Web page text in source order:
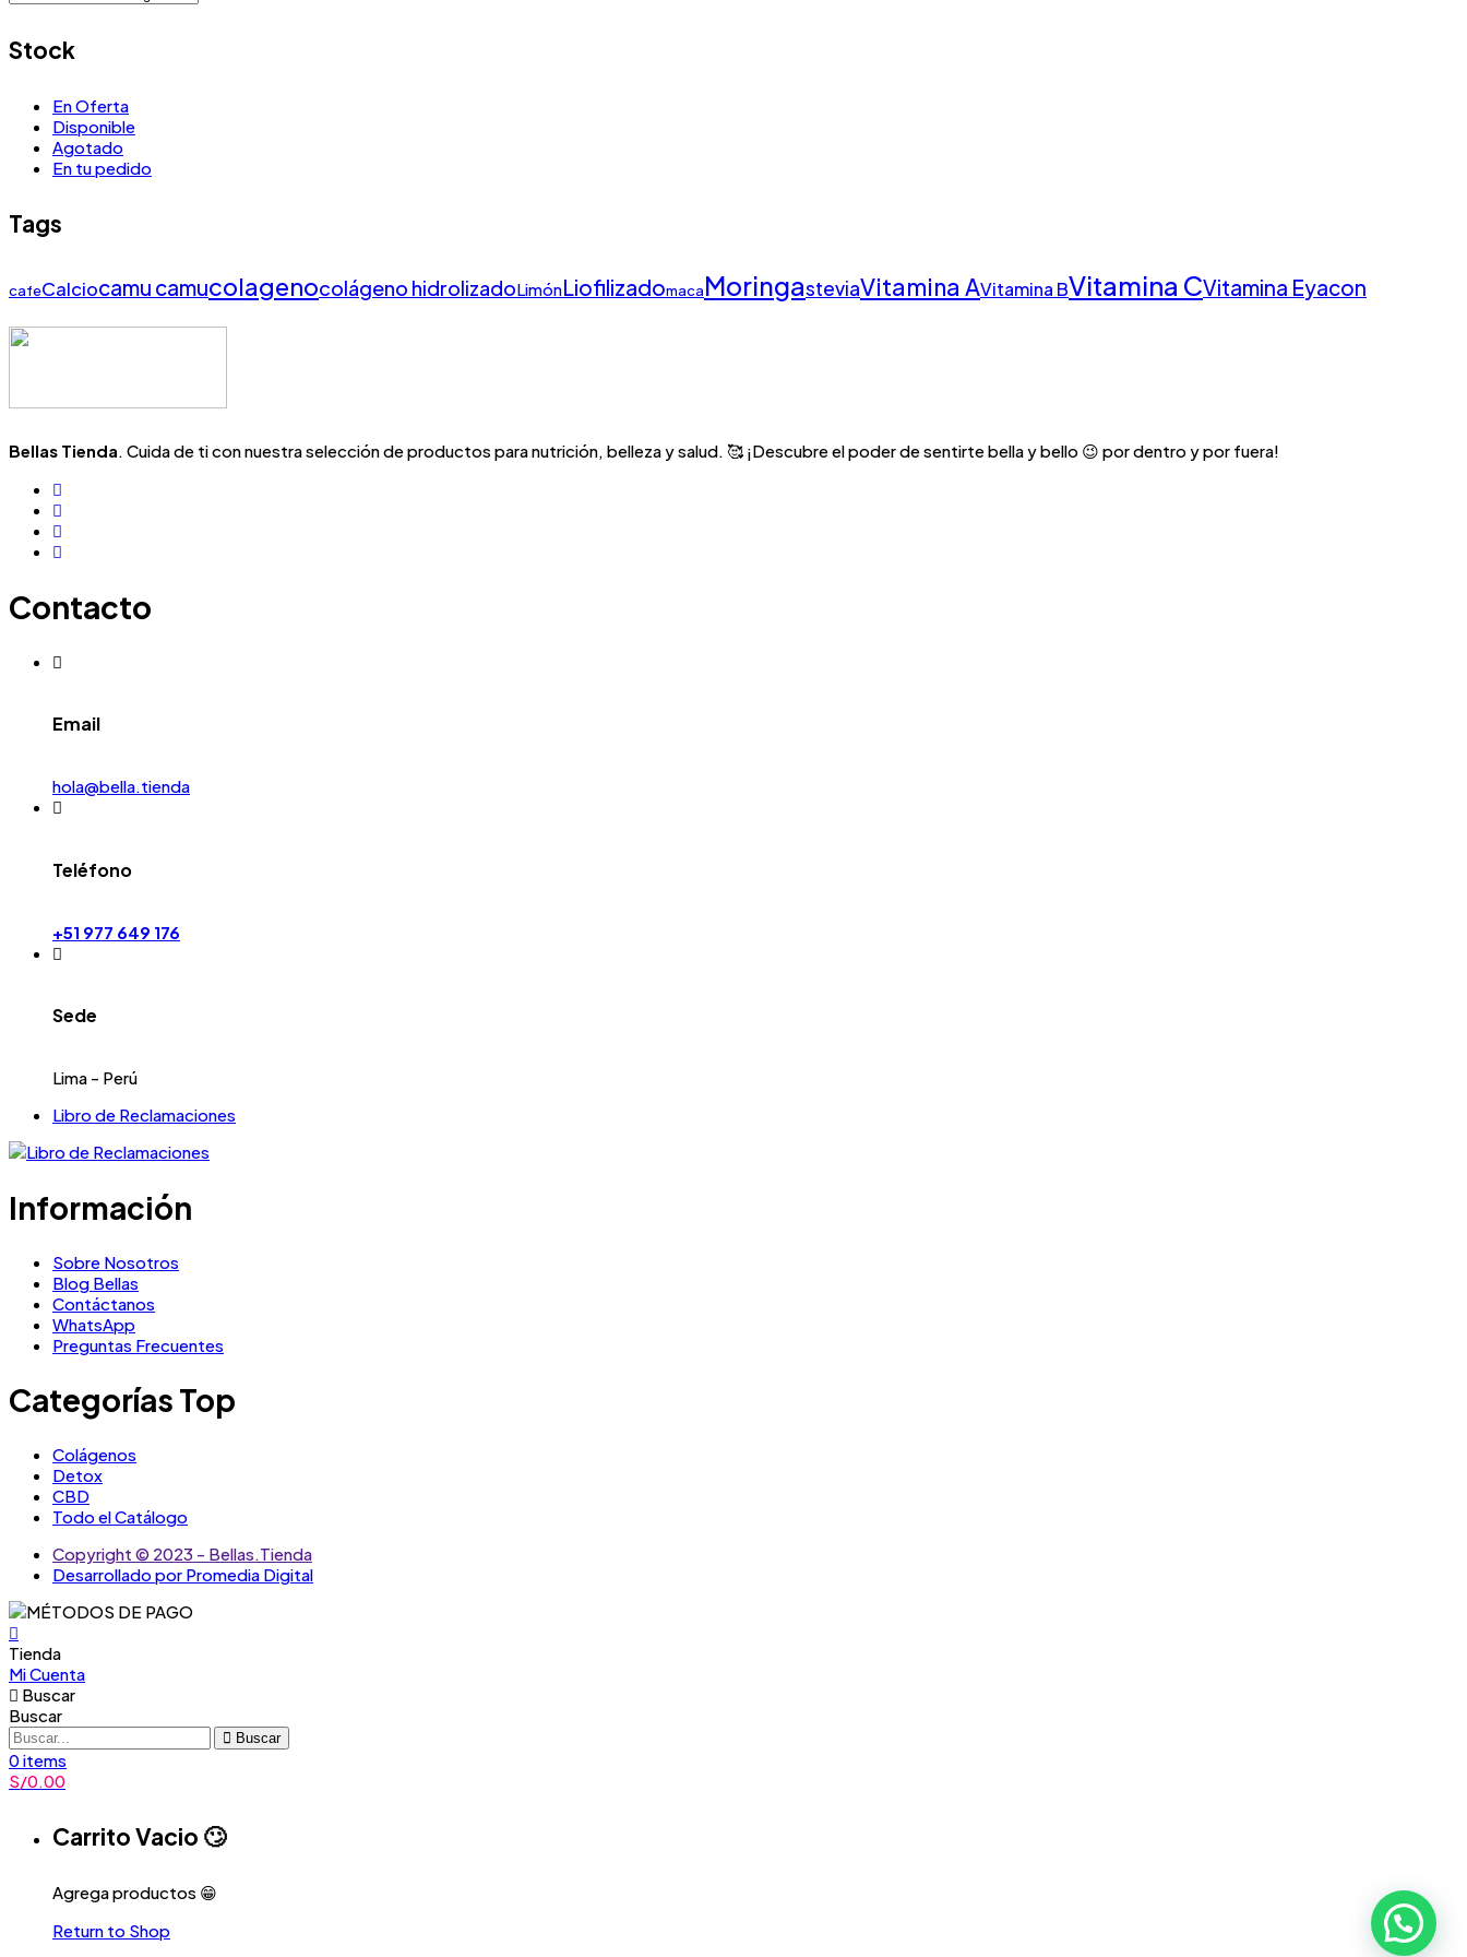
Stock
En Oferta
Disponible
Agotado
En tu pedido
Tags
cafeCalciocamu camucolagenocolágeno hidrolizadoLimónLiofilizadomacaMoringasteviaVitamina AVitamina BVitamina CVitamina Eyacon
Bellas Tienda. Cuida de ti con nuestra selección de productos para nutrición, belleza y salud. 🥰 ¡Descubre el poder de sentirte bella y bello 😉 por dentro y por fuera!
Contacto
Email
hola@bella.tienda
Teléfono
+51 977 649 176
Sede
Lima - Perú
Libro de Reclamaciones
Información
Sobre Nosotros
Blog Bellas
Contáctanos
WhatsApp
Preguntas Frecuentes
Categorías Top
Colágenos
Detox
CBD
Todo el Catálogo
Copyright © 2023 - Bellas.Tienda
Desarrollado por Promedia Digital
Tienda
Mi Cuenta
Buscar
Buscar
Buscar
0items
S/0.00
Carrito Vacio 🙄
Agrega productos 😁
Return to Shop